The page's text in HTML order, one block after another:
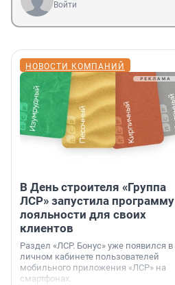
Войти
НОВОСТИ КОМПАНИЙ
В День строителя «Группа
ЛСР» запустила программу
лояльности для своих
клиентов
Раздел «ЛСР. Бонус» уже появился в
личном кабинете пользователей
мобильного приложения «ЛСР» на
смартфонах.